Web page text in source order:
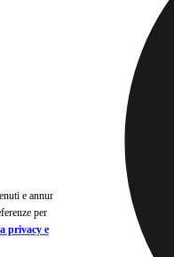
e annunci e
per
privacy e